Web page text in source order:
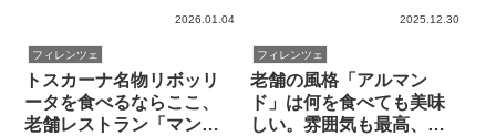
2026.01.04 2025.12.30
フィレンツェ
トスカーナ名物リボッリ
ータを食べるならここ、
老舗レストラン「マン
フィレンツェ
老舗の風格「アルマン
ド」は何を食べても美味
しい。雰囲気も最高、フ